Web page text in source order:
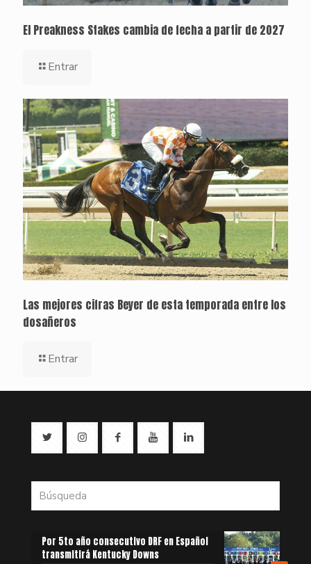
El Preakness Stakes cambia de fecha a partir de 2027
Entrar
Las mejores cifras Beyer de esta temporada entre los
dosañeros
Entrar
Por 5to año consecutivo DRF en Español
transmitirá Kentucky Downs